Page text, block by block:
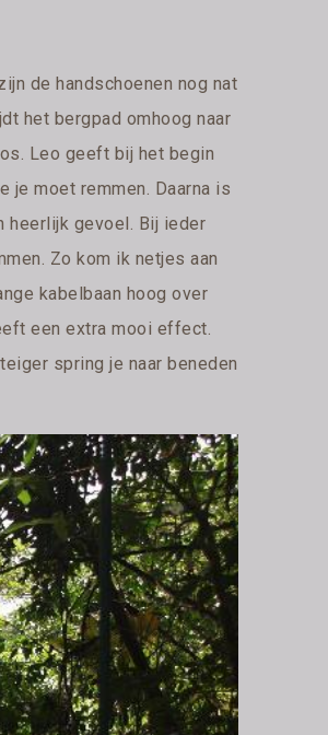
de handschoenen nog nat
het bergpad omhoog naar
Leo geeft bij het begin
je moet remmen. Daarna is
heerlijk gevoel. Bij ieder
Zo kom ik netjes aan
kabelbaan hoog over
een extra mooi effect.
spring je naar beneden